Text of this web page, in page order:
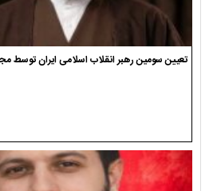
تعیین سومین رهبر انقلاب اسلامی ایران توسط